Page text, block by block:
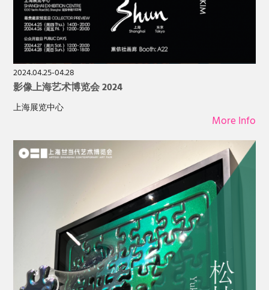
2024.04.25-04.28
影像上海艺术博览会 2024
上海展览中心
More Info